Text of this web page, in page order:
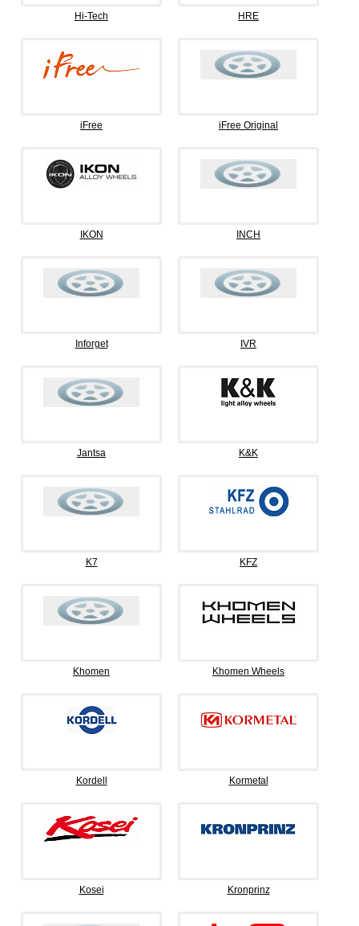
Hi-Tech HRE
iFree iFree Original
IKON INCH
Inforget IVR
Jantsa K&K
K7 KFZ
Khomen Khomen Wheels
Kordell Kormetal
Kosei Kronprinz